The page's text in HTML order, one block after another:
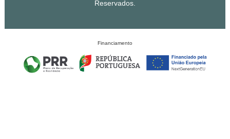
Reservados.
Financiamento